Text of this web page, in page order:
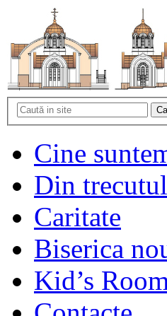
Cine
Din
Caritate
Biserica
Kid’s Room